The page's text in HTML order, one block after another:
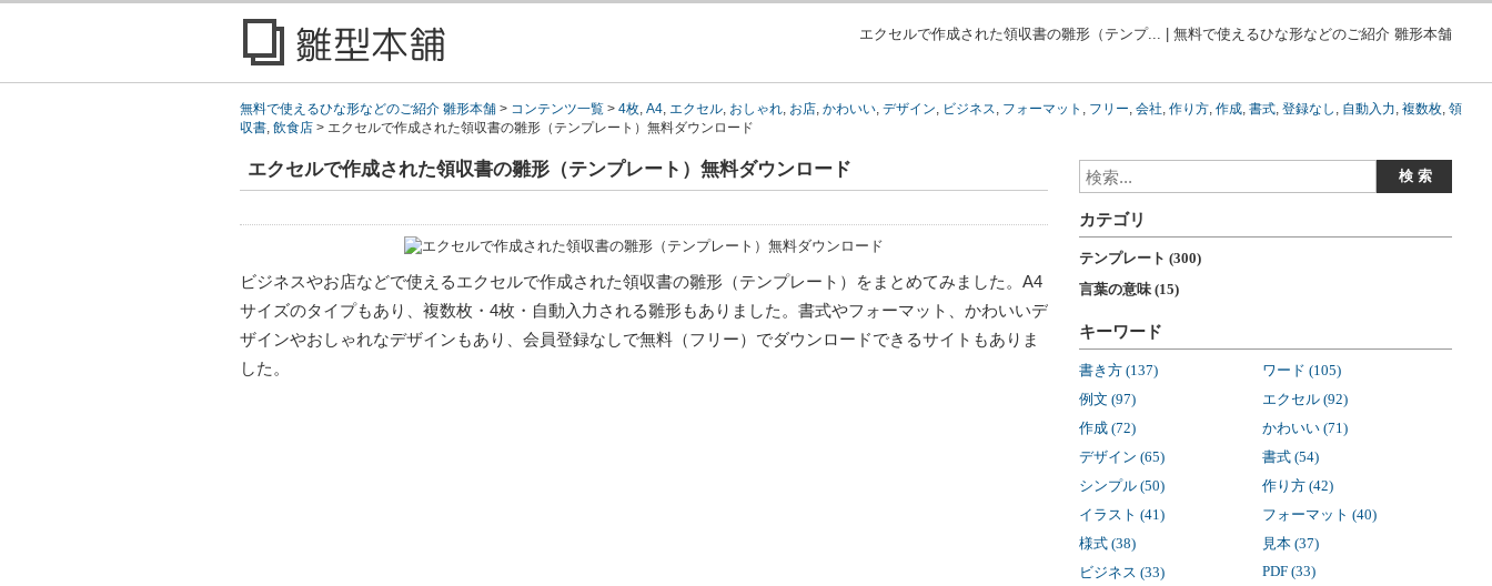
エクセルで作成された領収書の雛形（テンプ... | 無料で使えるひな形などのご紹介 雛形本舗
無料で使えるひな形などのご紹介 雛形本舗 > コンテンツ一覧 > 4枚, A4, エクセル, おしゃれ, お店, かわいい, デザイン, ビジネス, フォーマット , フリー, 会社, 作り方, 作成, 書式, 登録なし , 自動入力, 複数枚, 領
収書, 飲食店 > エクセルで作成された領収書の雛形（テンプレート）無料ダウンロード
エクセルで作成された領収書の雛形（テンプレート）無料ダウンロード
ビジネスやお店などで使えるエクセルで作成された領収書の雛形（テンプレート）をまとめてみました。A4
サイズのタイプもあり、複数枚・4枚・自動入力される雛形もありました。書式やフォーマット、かわいいデ
ザインやおしゃれなデザインもあり、会員登録なしで無料（フリー）でダウンロードできるサイトもありま
した。
カテゴリ
テンプレート (300)
言葉の意味 (15)
キーワード
書き方 (137)
ワード (105)
例文 (97)
エクセル (92)
作成 (72)
かわいい (71)
デザイン (65)
書式 (54)
シンプル (50)
作り方 (42)
イラスト (41)
フォーマット (40)
様式 (38)
見本 (37)
ビジネス (33)
PDF (33)